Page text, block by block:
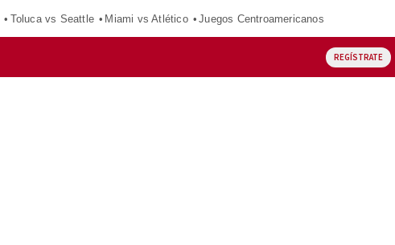
Toluca vs Seattle Miami vs Atlético Juegos Centroamericanos
REGÍSTRATE